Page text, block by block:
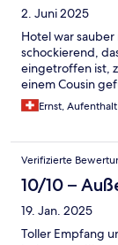
2. Juni 2025
Hotel war
schockierend,
eingetroffen ist,
einem Cousin
Ernst,
Verifizierte
10/10 –
19. Jan. 2025
Toller Empfang